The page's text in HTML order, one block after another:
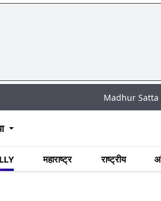
Madhur Satta Matka: मधूर
महाराष्ट्र राष्ट्रीय